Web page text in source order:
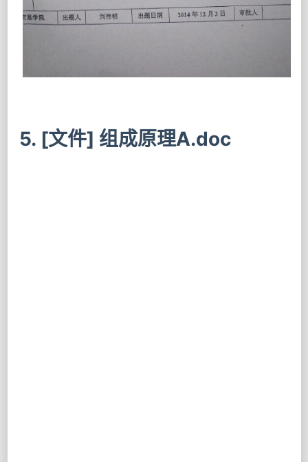
5. [文件] 组成原理A.doc